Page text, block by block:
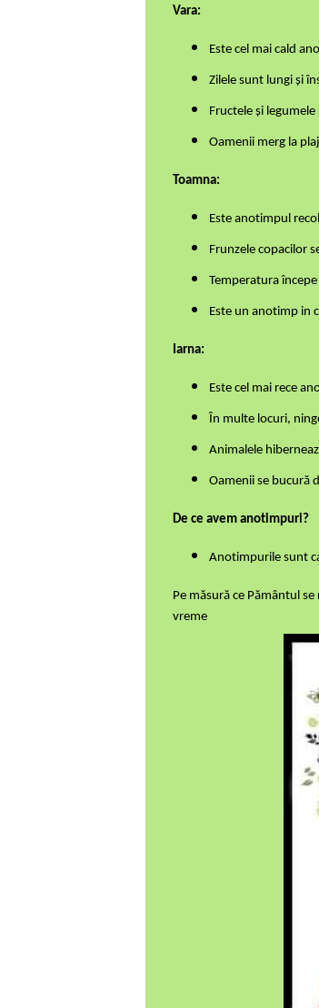
Vara:
Este cel mai cald
Zilele sunt lungi și
Fructele și legumele
Oamenii merg la
Toamna:
Este anotimpul
Frunzele copacilor
Temperatura
Este un anotimp in
Iarna:
Este cel mai rece
În multe locuri,
Animalele
Oamenii se bucură
De ce avem anotimpuri?
Anotimpurile sunt
Pe măsură ce Pământul
vreme